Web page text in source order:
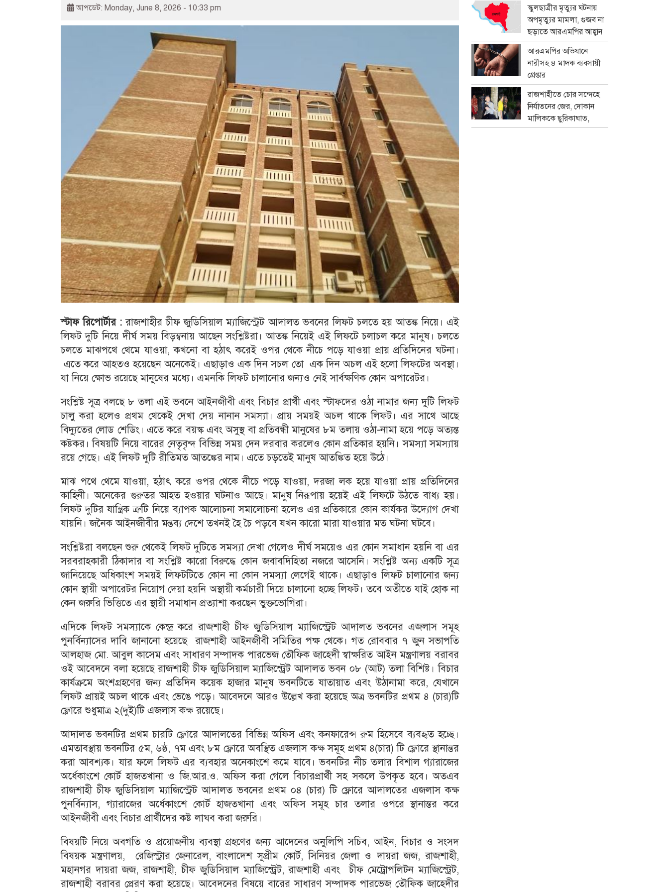
আপডেট: Monday, June 8, 2026 - 10:33 pm
স্টাফ রিপোর্টার : রাজশাহীর চীফ জুডিসিয়াল ম্যাজিস্ট্রেট আদালত ভবনের লিফট চলতে হয় আতঙ্ক নিয়ে। এই
লিফট দুটি নিয়ে দীর্ঘ সময় বিড়ম্বনায় আছেন সংশ্লিষ্টরা। আতঙ্ক নিয়েই এই লিফটে চলাচল করে মানুষ। চলতে
চলতে মাঝপথে থেমে যাওয়া, কখনো বা হঠাৎ করেই ওপর থেকে নীচে পড়ে যাওয়া প্রায় প্রতিদিনের ঘটনা।
এতে করে আহতও হয়েছেন অনেকেই। এছাড়াও এক দিন সচল তো এক দিন অচল এই হলো লিফটের অবস্থা।
যা নিয়ে ক্ষোভ রয়েছে মানুষের মধ্যে। এমনকি লিফট চালানোর জন্যও নেই সার্বক্ষণিক কোন অপারেটর।
সংশ্লিষ্ট সূত্র বলছে ৮ তলা এই ভবনে আইনজীবী এবং বিচার প্রার্থী এবং স্টাফদের ওঠা নামার জন্য দুটি লিফট
চালু করা হলেও প্রথম থেকেই দেখা দেয় নানান সমস্যা। প্রায় সময়ই অচল থাকে লিফট। এর সাথে আছে
বিদ্যুতের লোড শেডিং। এতে করে বয়স্ক এবং অসুস্থ বা প্রতিবন্ধী মানুষের ৮ম তলায় ওঠা-নামা হয়ে পড়ে অত্যন্ত
কষ্টকর। বিষয়টি নিয়ে বারের নেতৃবৃন্দ বিভিন্ন সময় দেন দরবার করলেও কোন প্রতিকার হয়নি। সমস্যা সমস্যায়
রয়ে গেছে। এই লিফট দুটি রীতিমত আতঙ্কের নাম। এতে চড়তেই মানুষ আতঙ্কিত হয়ে উঠে।
মাঝ পথে থেমে যাওয়া, হঠাৎ করে ওপর থেকে নীচে পড়ে যাওয়া, দরজা লক হয়ে যাওয়া প্রায় প্রতিদিনের
কাহিনী। অনেকের গুরুতর আহত হওয়ার ঘটনাও আছে। মানুষ নিরূপায় হয়েই এই লিফটে উঠতে বাধ্য হয়।
লিফট দুটির যান্ত্রিক ত্রুটি নিয়ে ব্যাপক আলোচনা সমালোচনা হলেও এর প্রতিকারে কোন কার্যকর উদ্যোগ দেখা
যায়নি। জনৈক আইনজীবীর মন্তব্য দেশে তখনই হৈ চৈ পড়বে যখন কারো মারা যাওয়ার মত ঘটনা ঘটবে।
সংশ্লিষ্টরা বলছেন শুরু থেকেই লিফট দুটিতে সমস্যা দেখা গেলেও দীর্ঘ সময়েও এর কোন সমাধান হয়নি বা এর
সরবরাহকারী ঠিকাদার বা সংশ্লিষ্ট কারো বিরুদ্ধে কোন জবাবদিহিতা নজরে আসেনি। সংশ্লিষ্ট অন্য একটি সূত্র
জানিয়েছে অধিকাংশ সময়ই লিফটটিতে কোন না কোন সমস্যা লেগেই থাকে। এছাড়াও লিফট চালানোর জন্য
কোন স্থায়ী অপারেটর নিয়োগ দেয়া হয়নি অস্থায়ী কর্মচারী দিয়ে চালানো হচ্ছে লিফট। তবে অতীতে যাই হোক না
কেন জরুরি ভিত্তিতে এর স্থায়ী সমাধান প্রত্যাশা করছেন ভুক্তভোগিরা।
এদিকে লিফট সমস্যাকে কেন্দ্র করে রাজশাহী চীফ জুডিসিয়াল ম্যাজিস্ট্রেট আদালত ভবনের এজলাস সমূহ
পুনর্বিন্যাসের দাবি জানানো হয়েছে রাজশাহী আইনজীবী সমিতির পক্ষ থেকে। গত রোববার ৭ জুন সভাপতি
আলহাজ মো. আবুল কাসেম এবং সাধারণ সম্পাদক পারভেজ তৌফিক জাহেদী স্বাক্ষরিত আইন মন্ত্রণালয় বরাবর
ওই আবেদনে বলা হয়েছে রাজশাহী চীফ জুডিসিয়াল ম্যাজিস্ট্রেট আদালত ভবন ০৮ (আট) তলা বিশিষ্ট। বিচার
কার্যক্রমে অংশগ্রহণের জন্য প্রতিদিন কয়েক হাজার মানুষ ভবনটিতে যাতায়াত এবং উঠানামা করে, যেখানে
লিফট প্রায়ই অচল থাকে এবং ভেঙে পড়ে। আবেদনে আরও উল্লেখ করা হয়েছে অত্র ভবনটির প্রথম ৪ (চার)টি
ফ্লোরে শুধুমাত্র ২(দুই)টি এজলাস কক্ষ রয়েছে।
আদালত ভবনটির প্রথম চারটি ফ্লোরে আদালতের বিভিন্ন অফিস এবং কনফারেন্স রুম হিসেবে ব্যবহৃত হচ্ছে।
এমতাবস্থায় ভবনটির ৫ম, ৬ষ্ঠ, ৭ম এবং ৮ম ফ্লোরে অবস্থিত এজলাস কক্ষ সমূহ প্রথম ৪(চার) টি ফ্লোরে স্থানান্তর
করা আবশ্যক। যার ফলে লিফট এর ব্যবহার অনেকাংশে কমে যাবে। ভবনটির নীচ তলার বিশাল গ্যারাজের
অর্ধেকাংশে কোর্ট হাজতখানা ও জি.আর.ও. অফিস করা গেলে বিচারপ্রার্থী সহ সকলে উপকৃত হবে। অতএব
রাজশাহী চীফ জুডিসিয়াল ম্যাজিস্ট্রেট আদালত ভবনের প্রথম ০৪ (চার) টি ফ্লোরে আদালতের এজলাস কক্ষ
পুনর্বিন্যাস, গ্যারাজের অর্ধেকাংশে কোর্ট হাজতখানা এবং অফিস সমূহ চার তলার ওপরে স্থানান্তর করে
আইনজীবী এবং বিচার প্রার্থীদের কষ্ট লাঘব করা জরুরি।
বিষয়টি নিয়ে অবগতি ও প্রয়োজনীয় ব্যবস্থা গ্রহণের জন্য আদেনের অনুলিপি সচিব, আইন, বিচার ও সংসদ
বিষয়ক মন্ত্রণালয়, রেজিস্ট্রার জেনারেল, বাংলাদেশ সুপ্রীম কোর্ট, সিনিয়র জেলা ও দায়রা জজ, রাজশাহী,
মহানগর দায়রা জজ, রাজশাহী, চীফ জুডিসিয়াল ম্যাজিস্ট্রেট, রাজশাহী এবং চীফ মেট্রোপলিটন ম্যাজিস্ট্রেট,
রাজশাহী বরাবর প্রেরণ করা হয়েছে। আবেদনের বিষয়ে বারের সাধারণ সম্পাদক পারভেজ তৌফিক জাহেদীর
স্কুলছাত্রীর মৃত্যুর ঘটনায়
অপমৃত্যুর মামলা, গুজব না
ছড়াতে আরএমপির আহ্বান
আরএমপির অভিযানে
নারীসহ ৪ মাদক ব্যবসায়ী
গ্রেপ্তার
রাজশাহীতে চোর সন্দেহে
নির্যাতনের জের, দোকান
মালিককে ছুরিকাঘাত,
মামলা